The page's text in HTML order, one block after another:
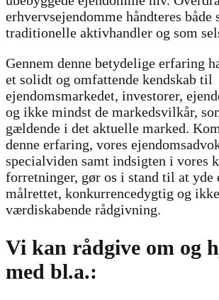
erhvervsejendomme håndteres både
traditionelle aktivhandler og som
Gennem denne betydelige erfaring
et solidt og omfattende kendskab til
ejendomsmarkedet, investorer,
og ikke mindst de markedsvilkår,
gældende i det aktuelle marked.
denne erfaring, vores
specialviden samt indsigten i vores
forretninger, gør os i stand til at yde
målrettet, konkurrencedygtig og
værdiskabende rådgivning.
Vi kan rådgive om og
med bl.a.: